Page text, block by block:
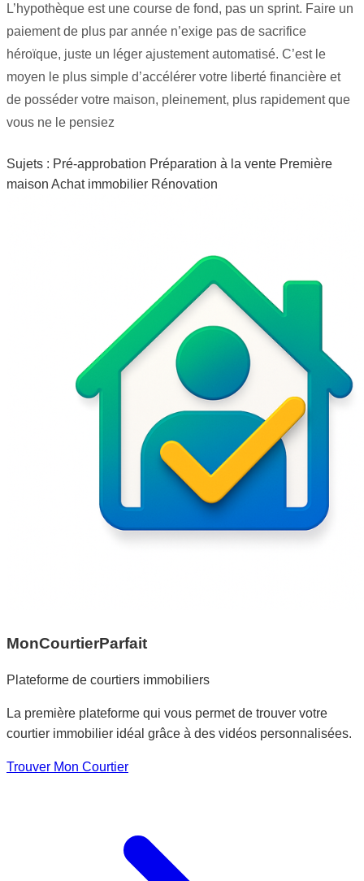
L’hypothèque est une course de fond, pas un sprint. Faire un
paiement de plus par année n’exige pas de sacrifice
héroïque, juste un léger ajustement automatisé. C’est le
moyen le plus simple d’accélérer votre liberté financière et
de posséder votre maison, pleinement, plus rapidement que
vous ne le pensiez
Sujets : Pré-approbation Préparation à la vente Première
maison Achat immobilier Rénovation
MonCourtierParfait
Plateforme de courtiers immobiliers
La première plateforme qui vous permet de trouver votre
courtier immobilier idéal grâce à des vidéos personnalisées.
Trouver Mon Courtier